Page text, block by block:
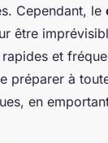
Cependant, le
être
et
préparer à
en